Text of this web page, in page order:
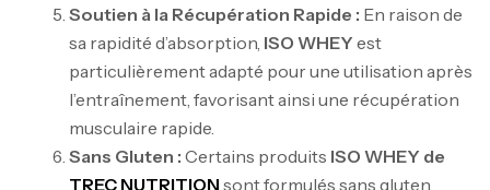
Soutien à la Récupération Rapide : En raison de
sa rapidité d’absorption, ISO WHEY est
particulièrement adapté pour une utilisation après
l’entraînement, favorisant ainsi une récupération
musculaire rapide.
Sans Gluten : Certains produits ISO WHEY de
TREC NUTRITION sont formulés sans gluten,
Mega Creatine CREAPURE – 306 Gr –